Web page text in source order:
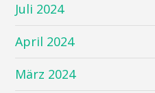
Juli 2024
April 2024
März 2024